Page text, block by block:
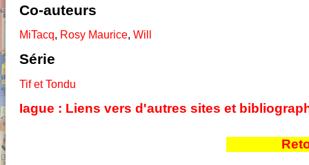
Co-auteurs
MiTacq, Rosy Maurice, Will
Série
Tif et Tondu
Iague : Liens vers d'autres sites et